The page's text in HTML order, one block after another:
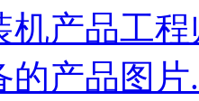
机产品工程
的产品图片